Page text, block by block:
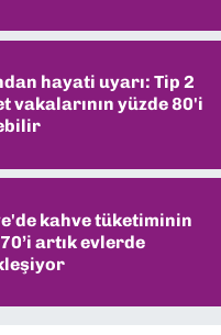
hayati uyarı: Tip 2
vakalarının yüzde 80'i
kahve tüketiminin
artık evlerde